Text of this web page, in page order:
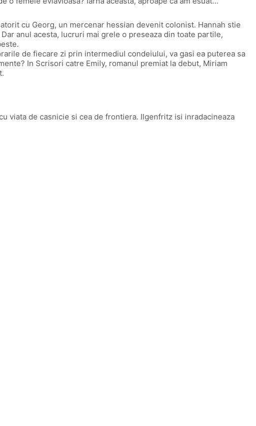
cu Georg, un mercenar hessian devenit colonist. Hannah stie
anul acesta, lucruri mai grele o preseaza din toate partile,
de fiecare zi prin intermediul condeiului, va gasi ea puterea sa
In Scrisori catre Emily, romanul premiat la debut, Miriam
viata de casnicie si cea de frontiera. Ilgenfritz isi inradacineaza